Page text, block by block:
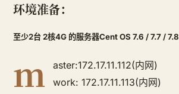
环境准备：
至少2台 2核4G 的服务器Cent OS 7.6 / 7.7 / 7.8
m
aster:172.17.11.112(内网)
work: 172.17.11.113(内网)